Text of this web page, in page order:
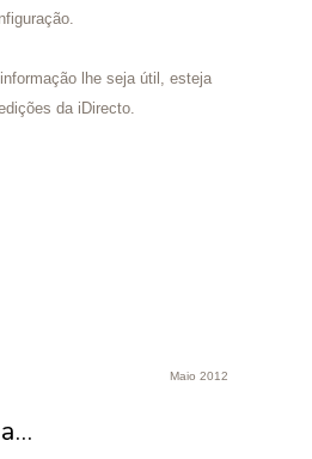
lhe seja útil, esteja
da iDirecto.
Maio 2012